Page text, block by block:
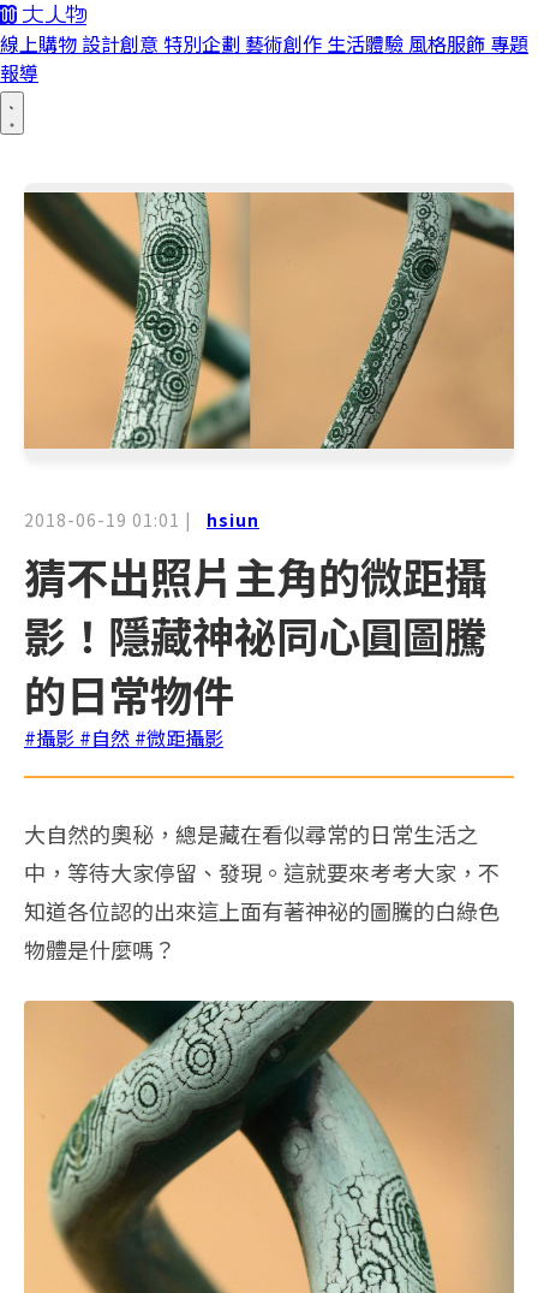
線上購物 設計創意 特別企劃 藝術創作 生活體驗 風格服飾 專題
報導
2018-06-19 01:01 | hsiun
猜不出照片主角的微距攝
影！隱藏神祕同心圓圖騰
的日常物件
#攝影 #自然 #微距攝影
大自然的奧秘，總是藏在看似尋常的日常生活之
中，等待大家停留、發現。這就要來考考大家，不
知道各位認的出來這上面有著神祕的圖騰的白綠色
物體是什麼嗎？